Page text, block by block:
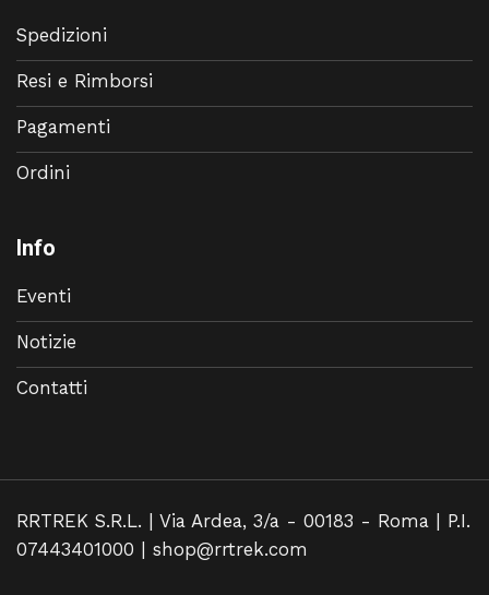
Spedizioni
Resi e Rimborsi
Pagamenti
Ordini
Info
Eventi
Notizie
Contatti
RRTREK S.R.L. | Via Ardea, 3/a - 00183 - Roma | P.I.
07443401000 | shop@rrtrek.com